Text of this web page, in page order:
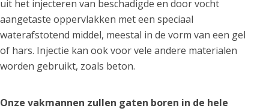
uit het injecteren van beschadigde en door vocht
aangetaste oppervlakken met een speciaal
waterafstotend middel, meestal in de vorm van een gel
of hars. Injectie kan ook voor vele andere materialen
worden gebruikt, zoals beton.
Onze vakmannen zullen gaten boren in de hele